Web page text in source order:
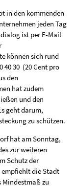
in den kommenden
jeden Tag
ist per E-Mail
können sich rund
40 30 (20 Cent pro
den
hat zudem
und den
geht darum,
zu schützen.
hat am Sonntag,
zur weiteren
Schutz der
empfiehlt die Stadt
zu